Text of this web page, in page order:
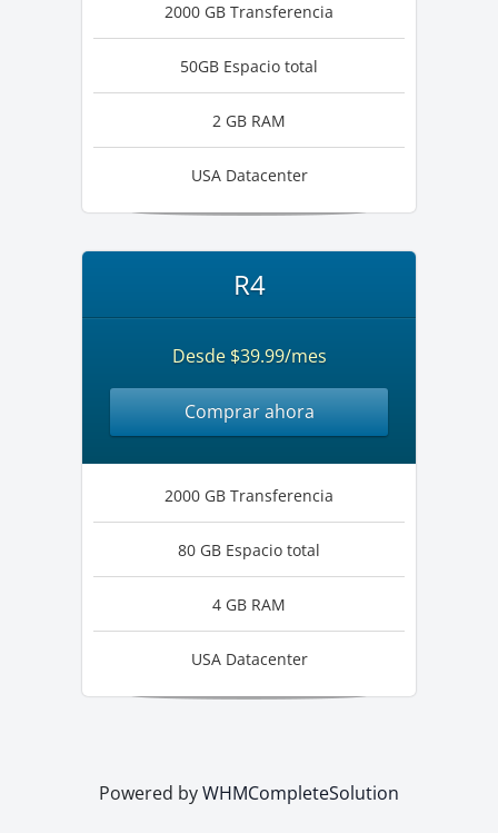
2000 GB Transferencia
50GB Espacio total
2 GB RAM
USA Datacenter
R4
Desde $39.99/mes
Comprar ahora
2000 GB Transferencia
80 GB Espacio total
4 GB RAM
USA Datacenter
Powered byWHMCompleteSolution